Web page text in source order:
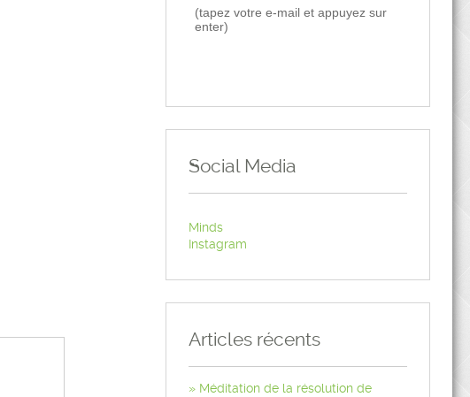
(tapez votre e-mail et appuyez sur
enter)
Social Media
Minds
Instagram
Articles récents
Méditation de la résolution de